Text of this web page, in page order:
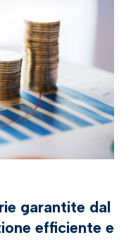
garantite dal
efficiente e